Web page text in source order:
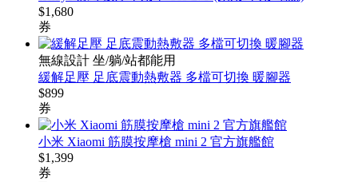
$1,680
券
無線設計 坐/躺/站都能用
緩解足壓 足底震動熱敷器 多檔可切換 暖腳器
$899
券
小米 Xiaomi 筋膜按摩槍 mini 2 官方旗艦館
$1,399
券